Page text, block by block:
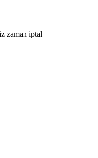
zaman iptal